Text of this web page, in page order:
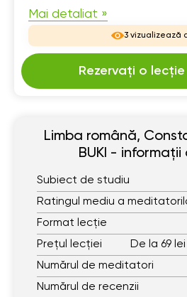
Mai detaliat »
3 vizualizează
Rezervați o
Limba română,
BUKI -
Subiect de studiu
Ratingul mediu a
Format lecție
Prețul lecției
De la 69
Numărul de meditatori
Numărul de recenzii